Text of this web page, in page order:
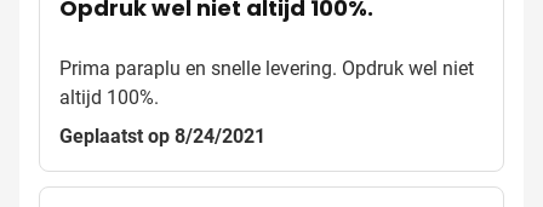
Opdruk wel niet altijd 100%.
Prima paraplu en snelle levering. Opdruk wel niet
altijd 100%.
Geplaatst op 8/24/2021